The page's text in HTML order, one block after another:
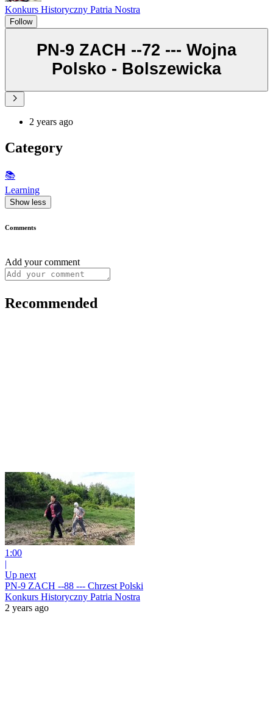
Konkurs Historyczny Patria Nostra
Follow
PN-9 ZACH --72 --- Wojna
Polsko - Bolszewicka
2 years ago
Category
📚
Learning
Show less
Comments
Add your comment
Recommended
1:00
|
Up next
PN-9 ZACH --88 --- Chrzest Polski
Konkurs Historyczny Patria Nostra
2 years ago